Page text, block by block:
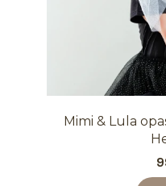
Mimi & Lula